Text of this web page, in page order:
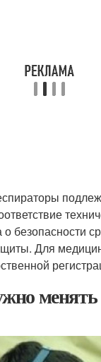
безопасности
Для